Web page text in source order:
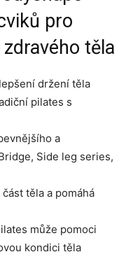
pro
těla
držení těla
pilates s
a
Side leg series,
těla a pomáhá
může pomoci
kondici těla